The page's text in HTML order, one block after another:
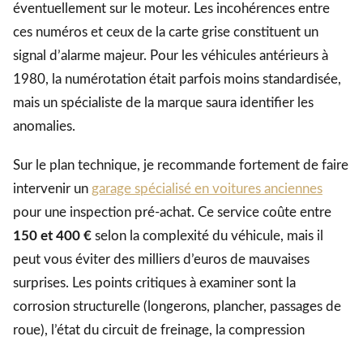
éventuellement sur le moteur. Les incohérences entre
ces numéros et ceux de la carte grise constituent un
signal d’alarme majeur. Pour les véhicules antérieurs à
1980, la numérotation était parfois moins standardisée,
mais un spécialiste de la marque saura identifier les
anomalies.
Sur le plan technique, je recommande fortement de faire
intervenir un garage spécialisé en voitures anciennes
pour une inspection pré-achat. Ce service coûte entre
150 et 400 € selon la complexité du véhicule, mais il
peut vous éviter des milliers d’euros de mauvaises
surprises. Les points critiques à examiner sont la
corrosion structurelle (longerons, plancher, passages de
roue), l’état du circuit de freinage, la compression